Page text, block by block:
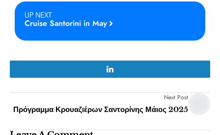
UP NEXT
Cruise Santorini in May
Next Post
Πρόγραμμα Κρουαζιέρων Σαντορίνης Μάιος 2025